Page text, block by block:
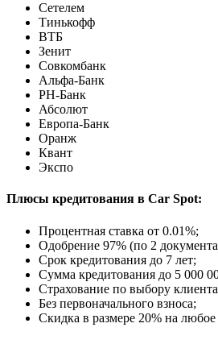
Сетелем
Тинькофф
ВТБ
Зенит
Совкомбанк
Альфа-Банк
РН-Банк
Абсолют
Европа-Банк
Оранж
Квант
Экспо
Плюсы кредитования в Car Spot:
Процентная ставка от 0.01%;
Одобрение 97% (по 2
Срок кредитования до 7 лет;
Сумма кредитования до 5 000
Страхование по выбору
Без первоначального взноса;
Скидка в размере 20% на любое